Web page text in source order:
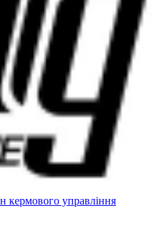
кермового управління